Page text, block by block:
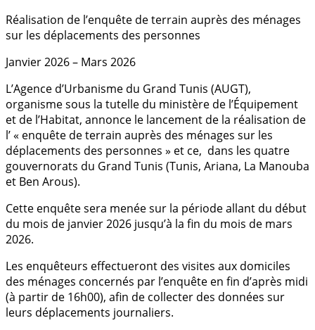
Réalisation de l’enquête de terrain auprès des ménages
sur les déplacements des personnes
Janvier 2026 – Mars 2026
L’Agence d’Urbanisme du Grand Tunis (AUGT),
organisme sous la tutelle du ministère de l’Équipement
et de l’Habitat, annonce le lancement de la réalisation de
l’ « enquête de terrain auprès des ménages sur les
déplacements des personnes » et ce, dans les quatre
gouvernorats du Grand Tunis (Tunis, Ariana, La Manouba
et Ben Arous).
Cette enquête sera menée sur la période allant du début
du mois de janvier 2026 jusqu’à la fin du mois de mars
2026.
Les enquêteurs effectueront des visites aux domiciles
des ménages concernés par l’enquête en fin d’après midi
(à partir de 16h00), afin de collecter des données sur
leurs déplacements journaliers.